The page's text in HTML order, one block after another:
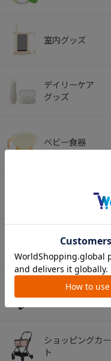
室内グッズ
デイリーケア
グッズ
ベビー食器
オーラルケア
アウトドアグッズ
ショッピングカー
ト